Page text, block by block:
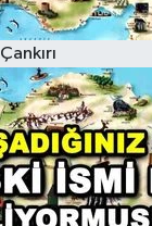
Çankırı